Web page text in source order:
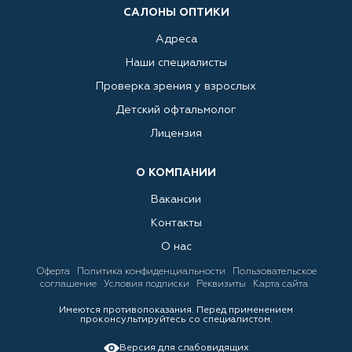
САЛОНЫ ОПТИКИ
Адреса
Наши специалисты
Проверка зрения у взрослых
Детский офтальмолог
Лицензия
О КОМПАНИИ
Вакансии
Контакты
О нас
Оферта Политика конфиденциальности
Пользовательское
соглашение
Условия подписки Реквизиты Карта сайта
Имеются противопоказания. Перед применением
проконсультируйтесь со специалистом.
Версия для слабовидящих